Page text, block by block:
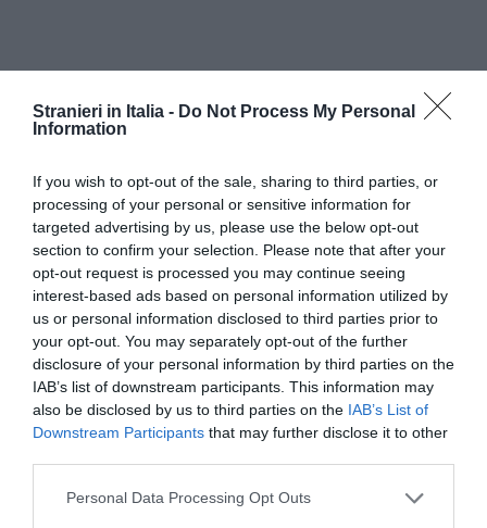
Stranieri in Italia - Do Not Process My Personal
Information
If you wish to opt-out of the sale, sharing to third parties, or
processing of your personal or sensitive information for
targeted advertising by us, please use the below opt-out
section to confirm your selection. Please note that after your
opt-out request is processed you may continue seeing
interest-based ads based on personal information utilized by
us or personal information disclosed to third parties prior to
your opt-out. You may separately opt-out of the further
disclosure of your personal information by third parties on the
IAB’s list of downstream participants. This information may
also be disclosed by us to third parties on the IAB’s List of
Downstream Participants that may further disclose it to other
Personal Data Processing Opt Outs
Se gli stranieri che fanno domanda trovano un
lavoro, il permesso di soggiorno temporaneo
viene trasformato in un permesso di soggiorno
per motivi di lavoro di quattro mesi. Chi
intraprende questa procedura deve però
dimostrare di aver già lavorato in passato nei
settori professionali interessati dal decreto.